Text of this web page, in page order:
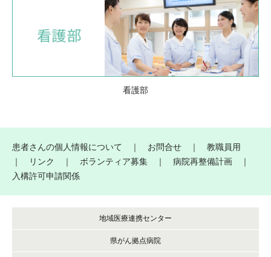
看護部
患者さんの個人情報について ｜ お問合せ ｜ 教職員用
｜
リンク ｜ ボランティア募集 ｜ 病院再整備計画 ｜
入構許可申請関係
地域医療連携センター
県がん拠点病院